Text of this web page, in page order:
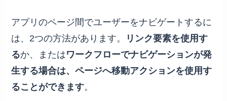
アプリのページ間でユーザーをナビゲートするに
は、2つの方法があります。
リンク要素を使用す
るか、またはワークフローでナビゲーションが発
生する場合は、ページへ移動アクションを使用す
ることができます。